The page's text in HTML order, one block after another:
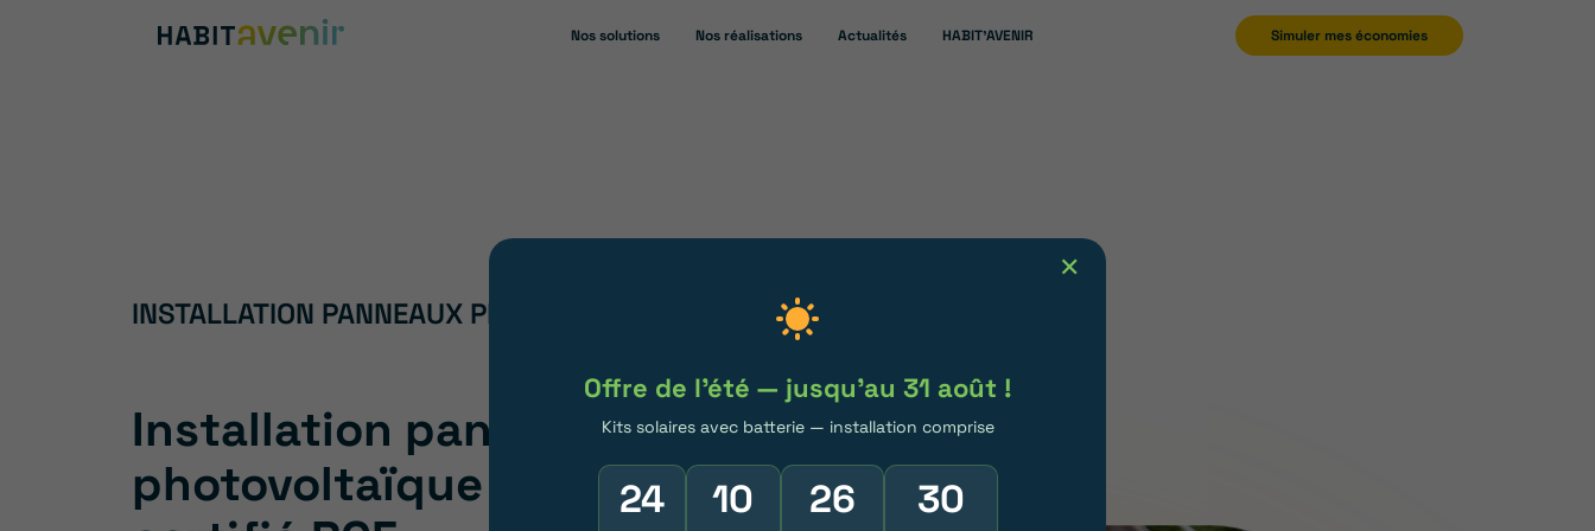
Nos solutions
Rentabilité panneaux photovoltaïques
Nos réalisations Actualités HABIT’AVENIR Simuler mes économies
INSTALLATION PANNEAUX PHOTOVOLTAÏQUES
Installation panneau
photovoltaïque en Haute-Savoie
✕
Offre de l'été — jusqu'au 31 août !
Kits solaires avec batterie — installation comprise
24 10 26 30